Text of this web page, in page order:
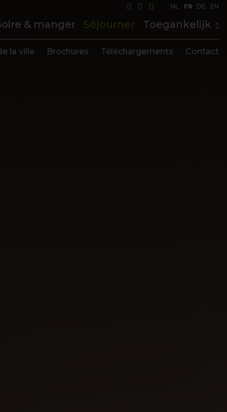
NL FR DE EN
& manger Séjourner Toegankelijk
la ville Brochures Téléchargements Contact